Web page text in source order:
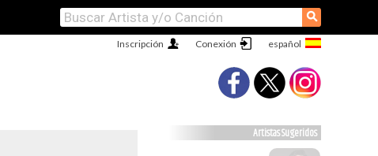
⚲
Conexión
Inscripción
Artistas Sugeridos